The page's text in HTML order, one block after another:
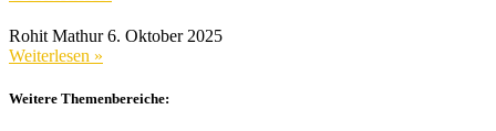
Rohit Mathur6. Oktober 2025
Weiterlesen »
Weitere Themenbereiche: